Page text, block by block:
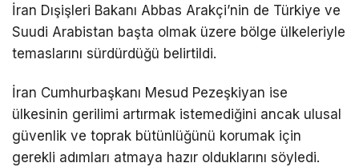
İran Dışişleri Bakanı Abbas Arakçi’nin de Türkiye ve
Suudi Arabistan başta olmak üzere bölge ülkeleriyle
temaslarını sürdürdüğü belirtildi.
İran Cumhurbaşkanı Mesud Pezeşkiyan ise
ülkesinin gerilimi artırmak istemediğini ancak ulusal
güvenlik ve toprak bütünlüğünü korumak için
gerekli adımları atmaya hazır olduklarını söyledi.